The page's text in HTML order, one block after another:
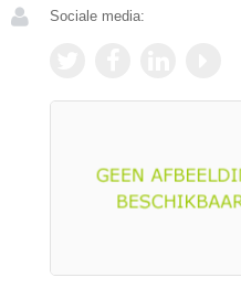
Sociale media: